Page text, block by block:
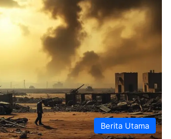
Berita Utama